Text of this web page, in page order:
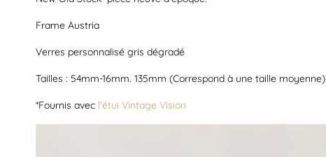
Frame Austria
Verres personnalisé gris dégradé
Tailles : 54mm-16mm. 135mm (Correspond à une taille moyenne)
*Fournis avec l'étui Vintage Vision